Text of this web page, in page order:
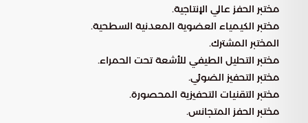
مختبر الحفز عالي الإنتاجية.
مختبر الكيمياء العضوية المعدنية السطحية.
المختبر المشترك.
مختبر التحليل الطيفي للأشعة تحت الحمراء.
مختبر التحفيز الضوئي.
مختبر التقنيات التحفيزية المحصورة.
مختبر الحفز المتجانس.